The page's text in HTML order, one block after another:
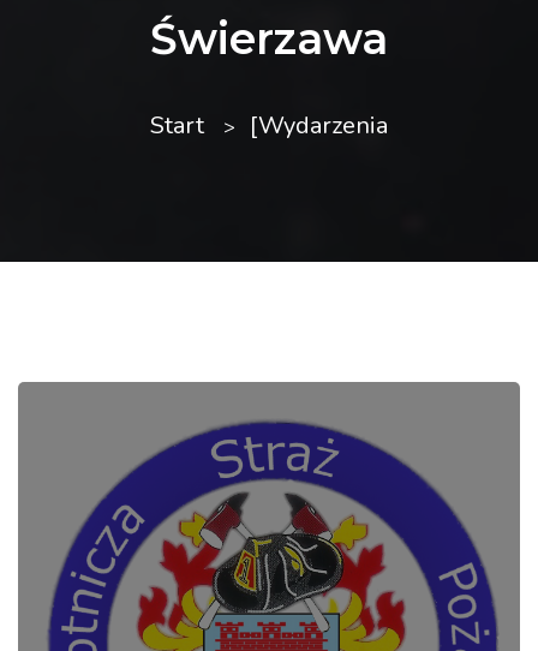
Świerzawa
Start [Wydarzenia